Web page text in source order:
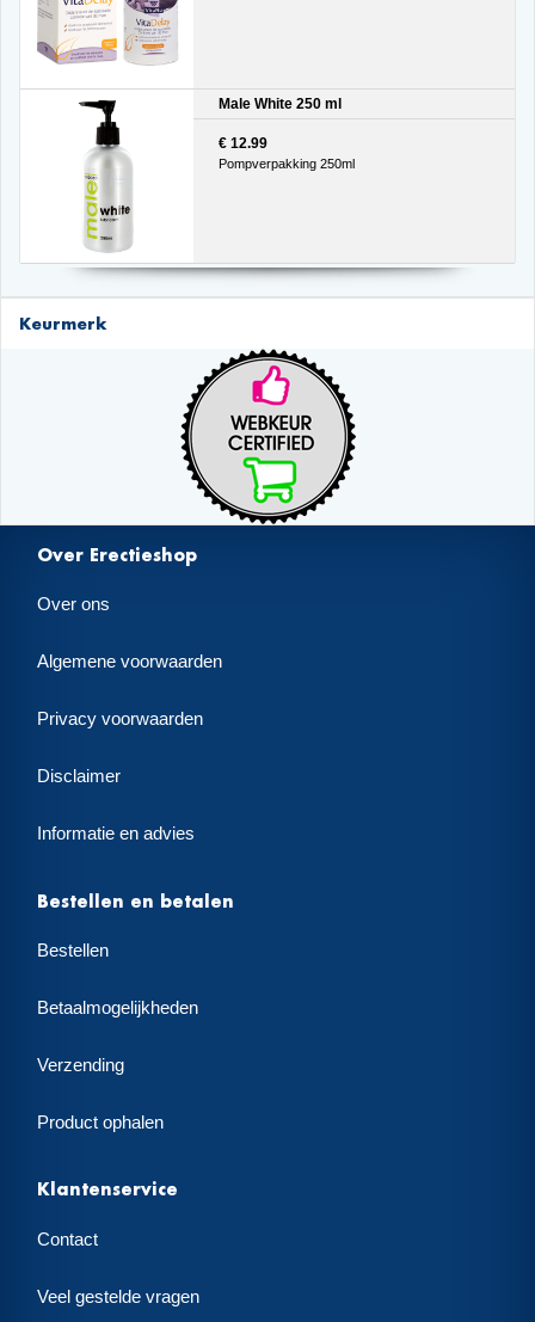
Male White 250 ml
€ 12.99
Pompverpakking 250ml
Keurmerk
Over Erectieshop
Over ons
Algemene voorwaarden
Privacy voorwaarden
Disclaimer
Informatie en advies
Bestellen en betalen
Bestellen
Betaalmogelijkheden
Verzending
Product ophalen
Klantenservice
Contact
Veel gestelde vragen